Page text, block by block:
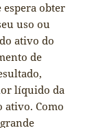
espera obter
uso ou
ativo do
de
líquido da
ativo. Como